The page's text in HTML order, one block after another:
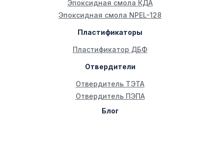
Эпоксидная смола КДА
Эпоксидная смола NPEL-128
Пластификаторы
Отвердители
Блог
Отвердитель ТЭТА
Отвердитель ПЭПА
Пластификатор ДБФ